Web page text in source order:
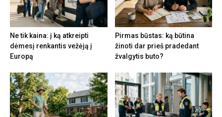
Ne tik kaina: į ką atkreipti
dėmesį renkantis vežėją į
Europą
Pirmas būstas: ką būtina
žinoti dar prieš pradedant
žvalgytis buto?